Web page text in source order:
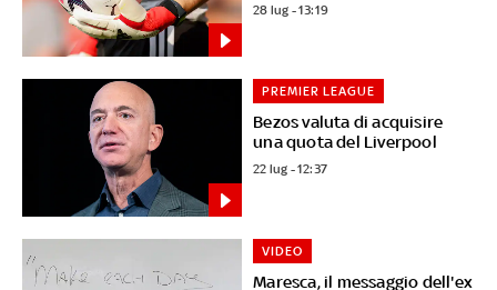
28 lug - 13:19
Bezos valuta di acquisire
una quota del Liverpool
PREMIER LEAGUE
22 lug - 12:37
Maresca, il messaggio dell'ex
VIDEO